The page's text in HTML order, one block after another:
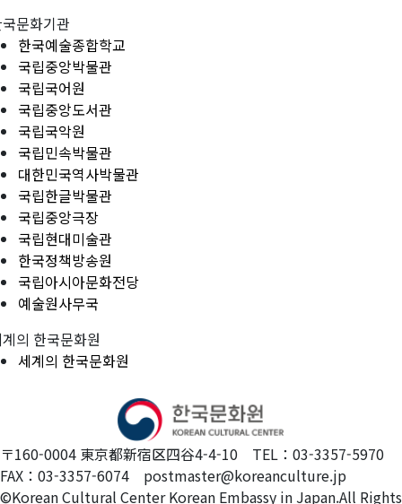
문화기관
한국예술종합학교
국립중앙박물관
국립국어원
국립중앙도서관
국립국악원
국립민속박물관
대한민국역사박물관
국립한글박물관
국립중앙극장
국립현대미술관
한국정책방송원
국립아시아문화전당
예술원사무국
의 한국문화원
세계의 한국문화원
〒160-0004 東京都新宿区四谷4-4-10 TEL：03-3357-5970
FAX：03-3357-6074 postmaster@koreanculture.jp
©Korean Cultural Center Korean Embassy in Japan.All Rights